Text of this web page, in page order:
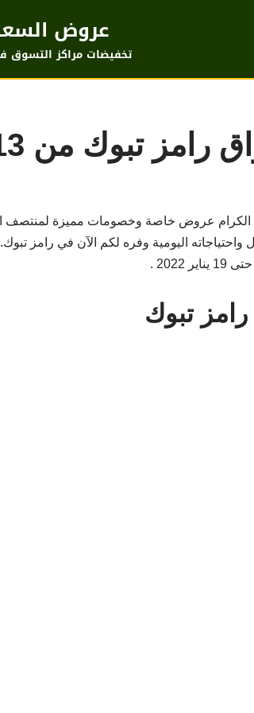
عروض
تخفيضات مراكز التسوق
من 13 حتى 19 يناير
الكرام عروض خاصة وخصومات مميزة لمنتصف
واحتياجاته اليومية وفره لكم الآن في رامز تبوك.
تبوك